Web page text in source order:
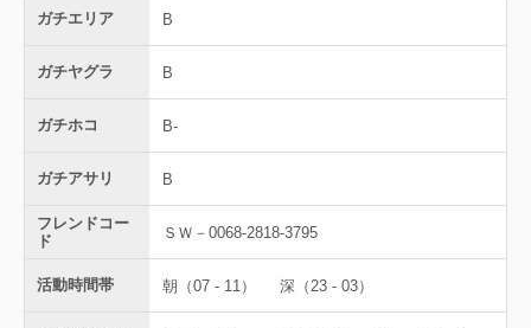
ガチエリア B
ガチヤグラ B
ガチホコ B-
ガチアサリ B
フレンドコー
ド
ＳＷ－0068-2818-3795
活動時間帯 朝（07 - 11） 深（23 - 03）